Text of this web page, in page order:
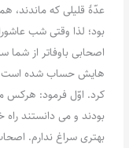
عدّۀ قلیلی که ماندند،
بود؛ لذا وقتی شب
اصحابی باوفاتر از
هایش حساب شده است.
کرد. اوّل فرمود: هرکس
بودند و می دانستند
بهتری سراغ ندارم.